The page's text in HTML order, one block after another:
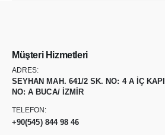
Müşteri Hizmetleri
ADRES:
SEYHAN MAH. 641/2 SK. NO: 4 A İÇ KAPI
NO: A BUCA/ İZMİR
TELEFON:
+90(545) 844 98 46